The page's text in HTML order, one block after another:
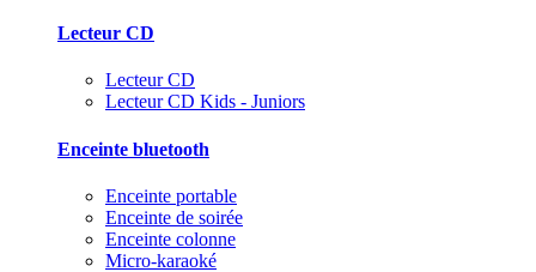
Lecteur CD
Lecteur CD
Lecteur CD Kids - Juniors
Enceinte bluetooth
Enceinte portable
Enceinte de soirée
Enceinte colonne
Micro-karaoké